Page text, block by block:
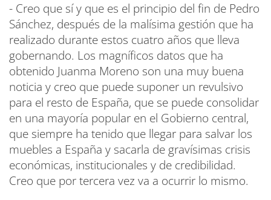
- Creo que sí y que es el principio del fin de Pedro
Sánchez, después de la malísima gestión que ha
realizado durante estos cuatro años que lleva
gobernando. Los magníficos datos que ha
obtenido Juanma Moreno son una muy buena
noticia y creo que puede suponer un revulsivo
para el resto de España, que se puede consolidar
en una mayoría popular en el Gobierno central,
que siempre ha tenido que llegar para salvar los
muebles a España y sacarla de gravísimas crisis
económicas, institucionales y de credibilidad.
Creo que por tercera vez va a ocurrir lo mismo.